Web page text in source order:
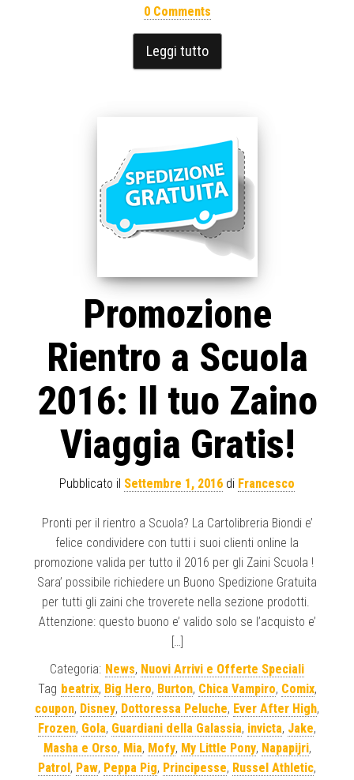
0 Comments
Leggi tutto
Promozione
Rientro a Scuola
2016: Il tuo Zaino
Viaggia Gratis!
Pubblicato il Settembre 1, 2016 di Francesco
Pronti per il rientro a Scuola? La Cartolibreria Biondi e’
felice condividere con tutti i suoi clienti online la
promozione valida per tutto il 2016 per gli Zaini Scuola !
Sara’ possibile richiedere un Buono Spedizione Gratuita
per tutti gli zaini che troverete nella sezione prodotti.
Attenzione: questo buono e’ valido solo se l’acquisto e’
[…]
Categoria: News, Nuovi Arrivi e Offerte Speciali
Tag beatrix, Big Hero, Burton, Chica Vampiro, Comix,
coupon, Disney, Dottoressa Peluche, Ever After High,
Frozen, Gola, Guardiani della Galassia, invicta, Jake,
Masha e Orso, Mia, Mofy, My Little Pony, Napapijri,
Patrol, Paw, Peppa Pig, Principesse, Russel Athletic,